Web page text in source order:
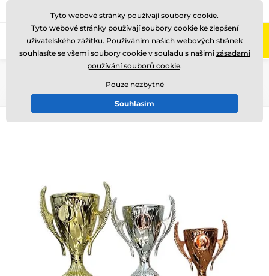
Zavolejte nám (Po-Pá 8-17)
Tyto webové stránky používají soubory cookie.
Tyto webové stránky používají soubory cookie ke zlepšení
uživatelského zážitku. Používáním našich webových stránek
souhlasíte se všemi soubory cookie v souladu s našimi zásadami
používání souborů cookie.
Pouze nezbytné
Souhlasím